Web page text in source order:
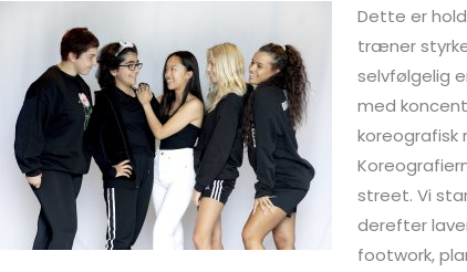
Dette er
træner
selvfølgelig
med
koreografisk
street. Vi
derefter
footwork,